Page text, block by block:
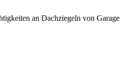
an Dachziegeln von Garage